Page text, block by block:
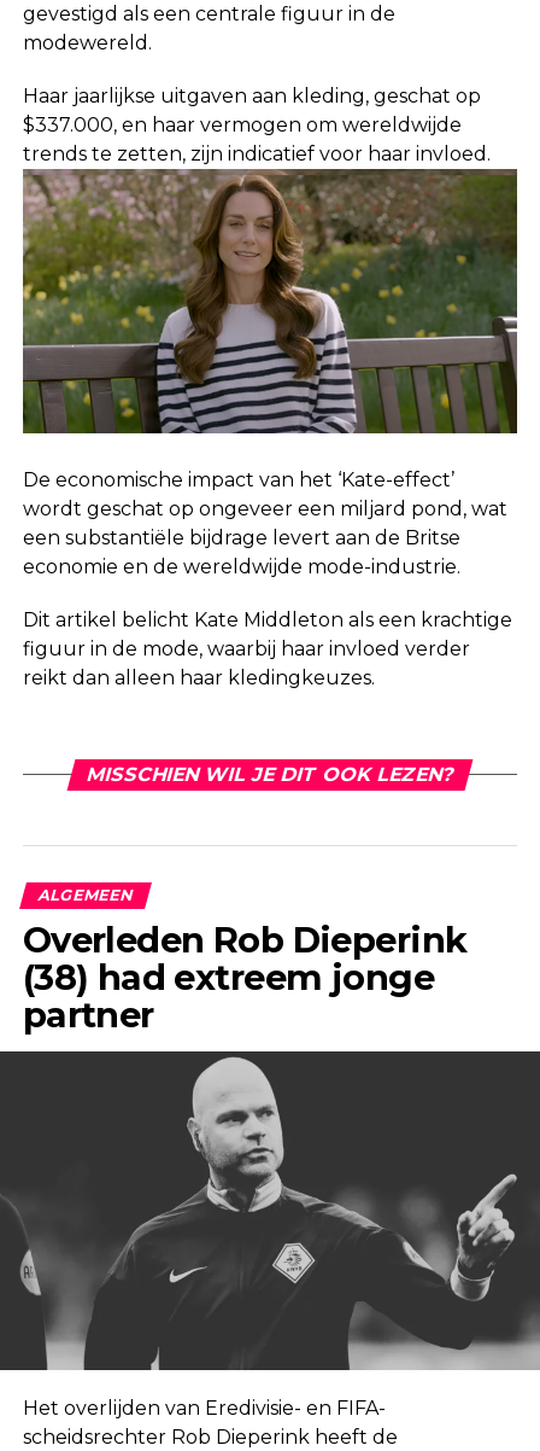
gevestigd als een centrale figuur in de
modewereld.
Haar jaarlijkse uitgaven aan kleding, geschat op
$337.000, en haar vermogen om wereldwijde
trends te zetten, zijn indicatief voor haar invloed.
De economische impact van het ‘Kate-effect’
wordt geschat op ongeveer een miljard pond, wat
een substantiële bijdrage levert aan de Britse
economie en de wereldwijde mode-industrie.
Dit artikel belicht Kate Middleton als een krachtige
figuur in de mode, waarbij haar invloed verder
reikt dan alleen haar kledingkeuzes.
MISSCHIEN WIL JE DIT OOK LEZEN?
ALGEMEEN
Overleden Rob Dieperink
(38) had extreem jonge
partner
Het overlijden van Eredivisie- en FIFA-
scheidsrechter Rob Dieperink heeft de